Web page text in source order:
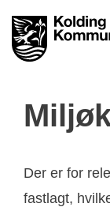
Der er for
fastlagt,